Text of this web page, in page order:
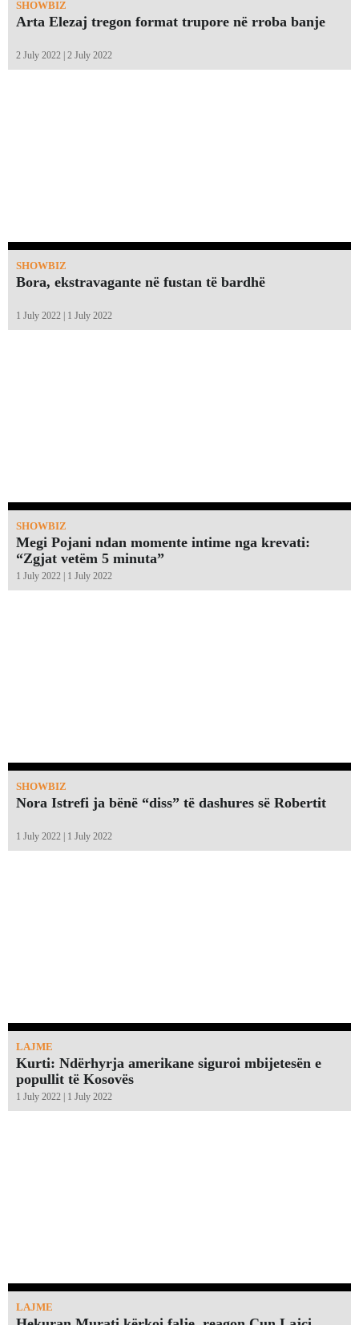
SHOWBIZ
Arta Elezaj tregon format trupore në rroba banje
2 July 2022 | 2 July 2022
SHOWBIZ
Bora, ekstravagante në fustan të bardhë
1 July 2022 | 1 July 2022
SHOWBIZ
Megi Pojani ndan momente intime nga krevati:
“Zgjat vetëm 5 minuta”￼
1 July 2022 | 1 July 2022
SHOWBIZ
Nora Istrefi ja bënë “diss” të dashures së Robertit
1 July 2022 | 1 July 2022
LAJME
Kurti: Ndërhyrja amerikane siguroi mbijetesën e
popullit të Kosovës
1 July 2022 | 1 July 2022
LAJME